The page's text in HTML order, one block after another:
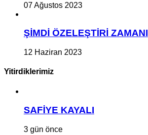
07 Ağustos 2023
ŞİMDİ ÖZELEŞTİRİ ZAMANI
12 Haziran 2023
Yitirdiklerimiz
SAFİYE KAYALI
3 gün önce